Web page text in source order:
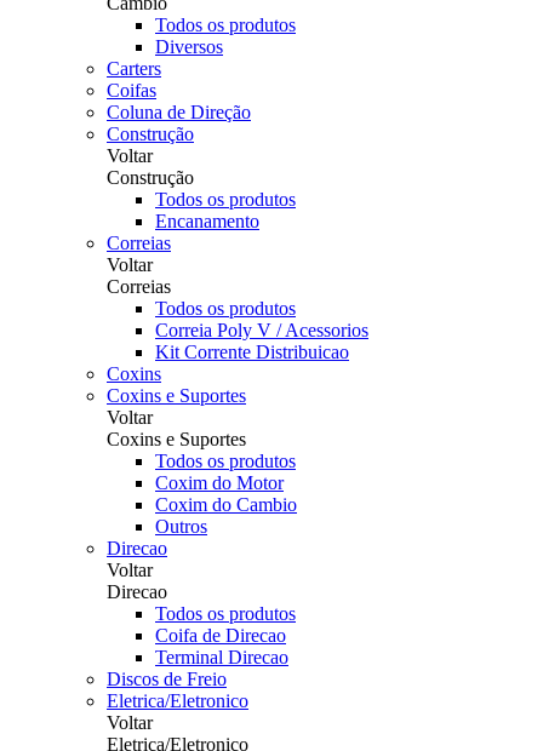
Todos os produtos
Diversos
Carters
Coifas
Coluna de Direção
Construção
Voltar
Construção
Todos os produtos
Encanamento
Correias
Voltar
Correias
Todos os produtos
Correia Poly V / Acessorios
Kit Corrente Distribuicao
Coxins
Coxins e Suportes
Voltar
Coxins e Suportes
Todos os produtos
Coxim do Motor
Coxim do Cambio
Outros
Direcao
Voltar
Direcao
Todos os produtos
Coifa de Direcao
Terminal Direcao
Discos de Freio
Eletrica/Eletronico
Voltar
Eletrica/Eletronico